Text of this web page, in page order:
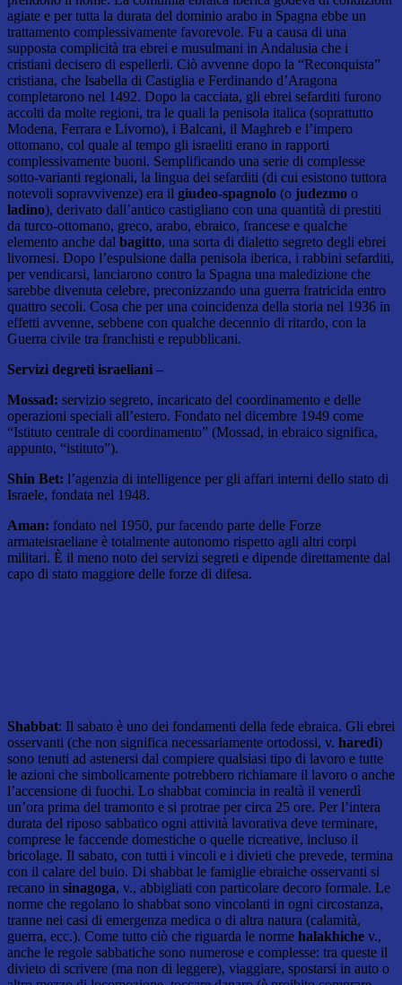
agiate e per tutta la durata del dominio arabo in Spagna ebbe un
trattamento complessivamente favorevole. Fu a causa di una
supposta complicità tra ebrei e musulmani in Andalusia che i
cristiani decisero di espellerli. Ciò avvenne dopo la “Reconquista”
cristiana, che Isabella di Castiglia e Ferdinando d’Aragona
completarono nel 1492. Dopo la cacciata, gli ebrei sefarditi furono
accolti da molte regioni, tra le quali la penisola italica (soprattutto
Modena, Ferrara e Livorno), i Balcani, il Maghreb e l’impero
ottomano, col quale al tempo gli israeliti erano in rapporti
complessivamente buoni. Semplificando una serie di complesse
sotto-varianti regionali, la lingua dei sefarditi (di cui esistono tuttora
notevoli sopravvivenze) era il giudeo-spagnolo (o judezmo o
ladino), derivato dall’antico castigliano con una quantità di prestiti
da turco-ottomano, greco, arabo, ebraico, francese e qualche
elemento anche dal bagitto, una sorta di dialetto segreto degli ebrei
livornesi. Dopo l’espulsione dalla penisola iberica, i rabbini sefarditi,
per vendicarsi, lanciarono contro la Spagna una maledizione che
sarebbe divenuta celebre, preconizzando una guerra fratricida entro
quattro secoli. Cosa che per una coincidenza della storia nel 1936 in
effetti avvenne, sebbene con qualche decennio di ritardo, con la
Guerra civile tra franchisti e repubblicani.
Servizi degreti israeliani –
Mossad: servizio segreto, incaricato del coordinamento e delle
operazioni speciali all’estero. Fondato nel dicembre 1949 come
“Istituto centrale di coordinamento” (Mossad, in ebraico significa,
appunto, “istituto”).
Shin Bet: l’agenzia di intelligence per gli affari interni dello stato di
Israele, fondata nel 1948.
Aman: fondato nel 1950, pur facendo parte delle Forze
armateisraeliane è totalmente autonomo rispetto agli altri corpi
militari. È il meno noto dei servizi segreti e dipende direttamente dal
capo di stato maggiore delle forze di difesa.
Shabbat: Il sabato è uno dei fondamenti della fede ebraica. Gli ebrei
osservanti (che non significa necessariamente ortodossi, v. haredi)
sono tenuti ad astenersi dal compiere qualsiasi tipo di lavoro e tutte
le azioni che simbolicamente potrebbero richiamare il lavoro o anche
l’accensione di fuochi. Lo shabbat comincia in realtà il venerdì
un’ora prima del tramonto e si protrae per circa 25 ore. Per l’intera
durata del riposo sabbatico ogni attività lavorativa deve terminare,
comprese le faccende domestiche o quelle ricreative, incluso il
bricolage. Il sabato, con tutti i vincoli e i divieti che prevede, termina
con il calare del buio. Di shabbat le famiglie ebraiche osservanti si
recano in sinagoga, v., abbigliati con particolare decoro formale. Le
norme che regolano lo shabbat sono vincolanti in ogni circostanza,
tranne nei casi di emergenza medica o di altra natura (calamità,
guerra, ecc.). Come tutto ciò che riguarda le norme halakhiche v.,
anche le regole sabbatiche sono numerose e complesse: tra queste il
divieto di scrivere (ma non di leggere), viaggiare, spostarsi in auto o